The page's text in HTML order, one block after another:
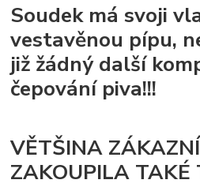
Soudek má svoji
vestavěnou pípu,
již žádný další
čepování piva!!!
VĚTŠINA
ZAKOUPILA TAKÉ